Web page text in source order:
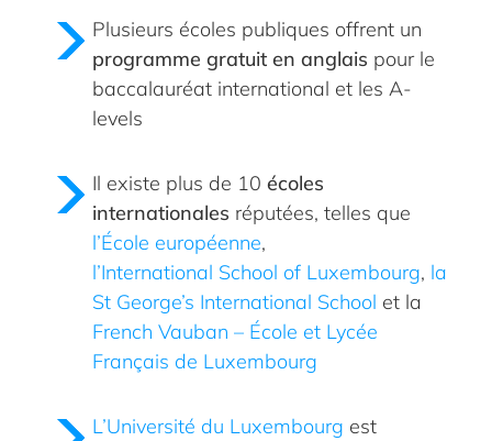
Plusieurs écoles publiques offrent un
programme gratuit en anglais pour le
baccalauréat international et les A-
levels
Il existe plus de 10 écoles
internationales réputées, telles que
l’École européenne,
l’International School of Luxembourg, la
St George’s International School et la
French Vauban – École et Lycée
Français de Luxembourg
L’Université du Luxembourg est